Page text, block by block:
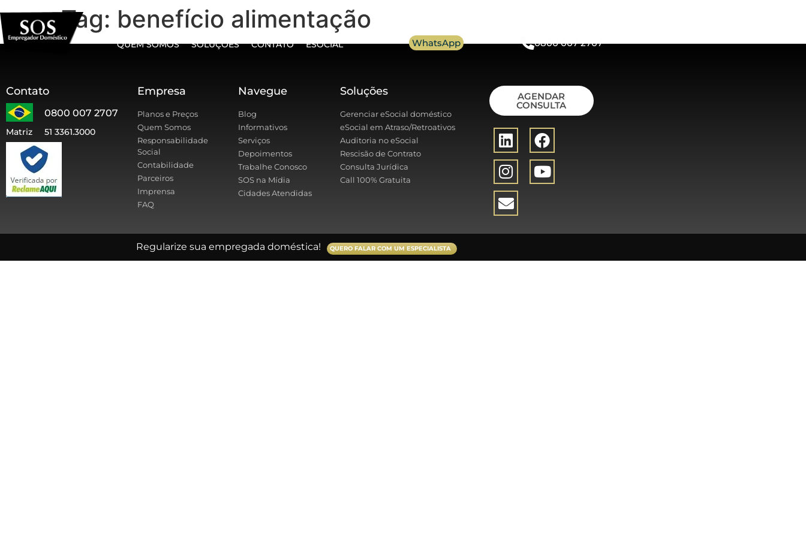
QUEM SOMOS SOLUÇÕES CONTATO ESOCIAL WhatsApp 0800 007 2707
Tag: benefício alimentação
Contato
0800 007 2707
Matriz 51 3361.3000
Empresa
Planos e Preços
Quem Somos
Responsabilidade
Social
Contabilidade
Parceiros
Imprensa
FAQ
Navegue
Blog
Informativos
Serviços
Depoimentos
Trabalhe Conosco
SOS na Mídia
Cidades Atendidas
Soluções
Gerenciar eSocial doméstico
eSocial em Atraso/Retroativos
Auditoria no eSocial
Rescisão de Contrato
Consulta Jurídica
Call 100% Gratuita
AGENDAR
CONSULTA
Regularize sua empregada doméstica! QUERO FALAR COM UM ESPECIALISTA